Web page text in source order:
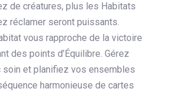
de créatures, plus les Habitats
réclamer seront puissants.
vous rapproche de la victoire
des points d’Équilibre. Gérez
soin et planifiez vos ensembles
harmonieuse de cartes